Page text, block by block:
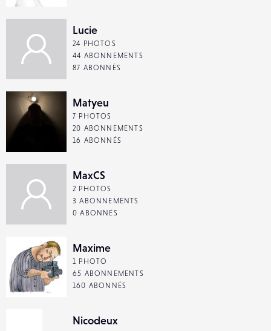
Lucie
24 PHOTOS
44 ABONNEMENTS
87 ABONNÉS
Matyeu
7 PHOTOS
20 ABONNEMENTS
16 ABONNÉS
MaxCS
2 PHOTOS
3 ABONNEMENTS
0 ABONNÉS
Maxime
1 PHOTO
65 ABONNEMENTS
160 ABONNÉS
Nicodeux